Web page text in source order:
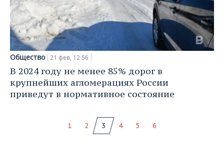
Общество 21 фев, 12:56
В 2024 году не менее 85% дорог в
крупнейших агломерациях России
приведут в нормативное состояние
1 2 3 4 5 6